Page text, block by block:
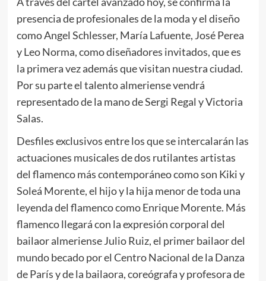
presencia de profesionales de la moda y el diseño
como Angel Schlesser, María Lafuente, José Perea
y Leo Norma, como diseñadores invitados, que es
la primera vez además que visitan nuestra ciudad.
Por su parte el talento almeriense vendrá
representado de la mano de Sergi Regal y Victoria
Salas.
Desfiles exclusivos entre los que se intercalarán las
actuaciones musicales de dos rutilantes artistas
del flamenco más contemporáneo como son Kiki y
Soleá Morente, el hijo y la hija menor de toda una
leyenda del flamenco como Enrique Morente. Más
flamenco llegará con la expresión corporal del
bailaor almeriense Julio Ruiz, el primer bailaor del
mundo becado por el Centro Nacional de la Danza
de París y de la bailaora, coreógrafa y profesora de